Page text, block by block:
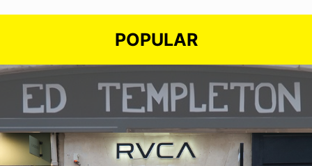
POPULAR